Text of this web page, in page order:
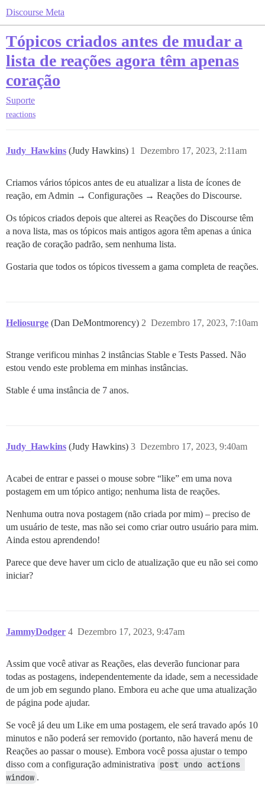
Discourse Meta
Tópicos criados antes de mudar a
lista de reações agora têm apenas
coração
Suporte
reactions
Judy_Hawkins (Judy Hawkins) Dezembro 17, 2023, 2:11am
1
Criamos vários tópicos antes de eu atualizar a lista de ícones de
reação, em Admin → Configurações → Reações do Discourse.
Os tópicos criados depois que alterei as Reações do Discourse têm
a nova lista, mas os tópicos mais antigos agora têm apenas a única
reação de coração padrão, sem nenhuma lista.
Gostaria que todos os tópicos tivessem a gama completa de reações.
Heliosurge (Dan DeMontmorency) Dezembro 17, 2023, 7:10am
2
Strange verificou minhas 2 instâncias Stable e Tests Passed. Não
estou vendo este problema em minhas instâncias.
Stable é uma instância de 7 anos.
Judy_Hawkins (Judy Hawkins) Dezembro 17, 2023, 9:40am
3
Acabei de entrar e passei o mouse sobre “like” em uma nova
postagem em um tópico antigo; nenhuma lista de reações.
Nenhuma outra nova postagem (não criada por mim) – preciso de
um usuário de teste, mas não sei como criar outro usuário para mim.
Ainda estou aprendendo!
Parece que deve haver um ciclo de atualização que eu não sei como
iniciar?
JammyDodger Dezembro 17, 2023, 9:47am
4
Assim que você ativar as Reações, elas deverão funcionar para
todas as postagens, independentemente da idade, sem a necessidade
de um job em segundo plano. Embora eu ache que uma atualização
de página pode ajudar.
Se você já deu um Like em uma postagem, ele será travado após 10
minutos e não poderá ser removido (portanto, não haverá menu de
Reações ao passar o mouse). Embora você possa ajustar o tempo
disso com a configuração administrativa post undo actions
window .